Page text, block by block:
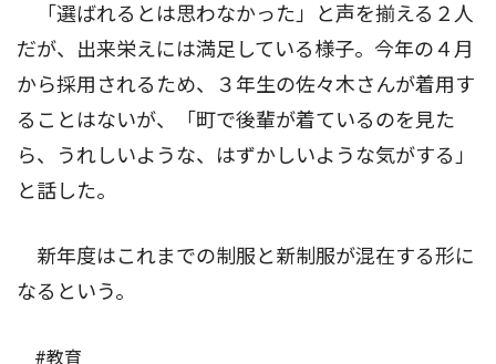
「選ばれるとは思わなかった」と声を揃える２人
だが、出来栄えには満足している様子。今年の４月
から採用されるため、３年生の佐々木さんが着用す
ることはないが、「町で後輩が着ているのを見た
ら、うれしいような、はずかしいような気がする」
と話した。
新年度はこれまでの制服と新制服が混在する形に
なるという。
#教育